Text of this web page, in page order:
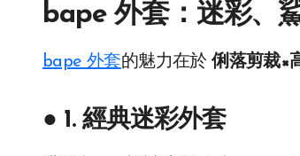
bape 外套：迷彩、
bape 外套的魅力在於俐落剪裁×
● 1. 經典迷彩外套